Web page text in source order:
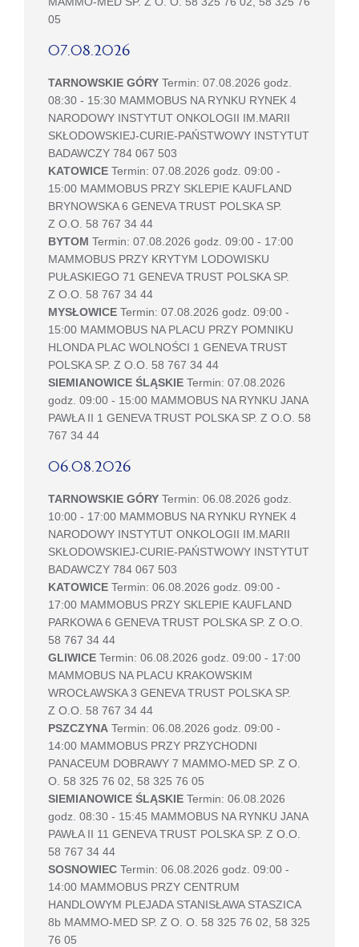
05
07.08.2026
TARNOWSKIE GÓRY Termin: 07.08.2026 godz.
08:30 - 15:30 MAMMOBUS NA RYNKU RYNEK 4
NARODOWY INSTYTUT ONKOLOGII IM.MARII
SKŁODOWSKIEJ-CURIE-PAŃSTWOWY INSTYTUT
BADAWCZY 784 067 503
KATOWICE Termin: 07.08.2026 godz. 09:00 -
15:00 MAMMOBUS PRZY SKLEPIE KAUFLAND
BRYNOWSKA 6 GENEVA TRUST POLSKA SP.
Z O.O. 58 767 34 44
BYTOM Termin: 07.08.2026 godz. 09:00 - 17:00
MAMMOBUS PRZY KRYTYM LODOWISKU
PUŁASKIEGO 71 GENEVA TRUST POLSKA SP.
Z O.O. 58 767 34 44
MYSŁOWICE Termin: 07.08.2026 godz. 09:00 -
15:00 MAMMOBUS NA PLACU PRZY POMNIKU
HLONDA PLAC WOLNOŚCI 1 GENEVA TRUST
POLSKA SP. Z O.O. 58 767 34 44
SIEMIANOWICE ŚLĄSKIE Termin: 07.08.2026
godz. 09:00 - 15:00 MAMMOBUS NA RYNKU JANA
PAWŁA II 1 GENEVA TRUST POLSKA SP. Z O.O. 58
767 34 44
06.08.2026
TARNOWSKIE GÓRY Termin: 06.08.2026 godz.
10:00 - 17:00 MAMMOBUS NA RYNKU RYNEK 4
NARODOWY INSTYTUT ONKOLOGII IM.MARII
SKŁODOWSKIEJ-CURIE-PAŃSTWOWY INSTYTUT
BADAWCZY 784 067 503
KATOWICE Termin: 06.08.2026 godz. 09:00 -
17:00 MAMMOBUS PRZY SKLEPIE KAUFLAND
PARKOWA 6 GENEVA TRUST POLSKA SP. Z O.O.
58 767 34 44
GLIWICE Termin: 06.08.2026 godz. 09:00 - 17:00
MAMMOBUS NA PLACU KRAKOWSKIM
WROCŁAWSKA 3 GENEVA TRUST POLSKA SP.
Z O.O. 58 767 34 44
PSZCZYNA Termin: 06.08.2026 godz. 09:00 -
14:00 MAMMOBUS PRZY PRZYCHODNI
PANACEUM DOBRAWY 7 MAMMO-MED SP. Z O.
O. 58 325 76 02, 58 325 76 05
SIEMIANOWICE ŚLĄSKIE Termin: 06.08.2026
godz. 08:30 - 15:45 MAMMOBUS NA RYNKU JANA
PAWŁA II 11 GENEVA TRUST POLSKA SP. Z O.O.
58 767 34 44
SOSNOWIEC Termin: 06.08.2026 godz. 09:00 -
14:00 MAMMOBUS PRZY CENTRUM
HANDLOWYM PLEJADA STANISŁAWA STASZICA
8b MAMMO-MED SP. Z O. O. 58 325 76 02, 58 325
76 05